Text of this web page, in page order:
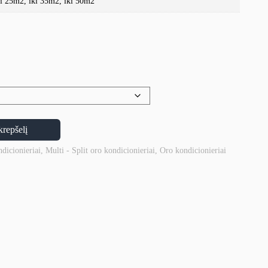
Multi - Split oro kondicionieriai Oro kondicionieriai